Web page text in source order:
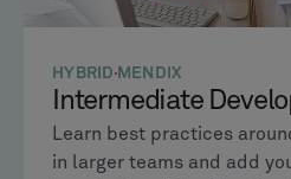
HYBRID MENDIX
Intermediate
Learn best practices
in larger teams and add